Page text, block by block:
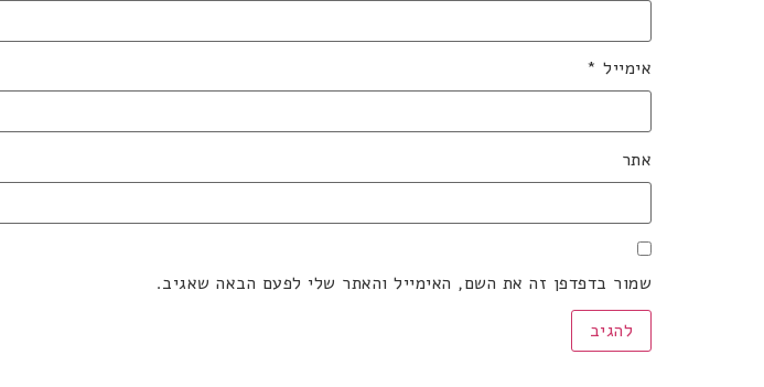
אימייל *
אתר
שמור בדפדפן זה את השם, האימייל והאתר שלי לפעם הבאה שאגיב.